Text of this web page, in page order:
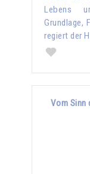
Lebens
Grundlage,
regiert der
Vom Sinn